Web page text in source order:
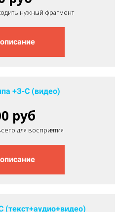
нужный фрагмент
+З-С (видео)
руб
для восприятия
(текст+аудио+видео)